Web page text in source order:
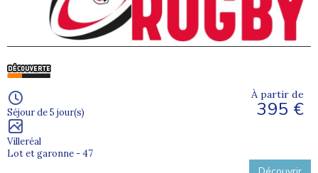
Séjour de 5 jour(s)
Villeréal
Lot et garonne - 47
À partir de
395 €